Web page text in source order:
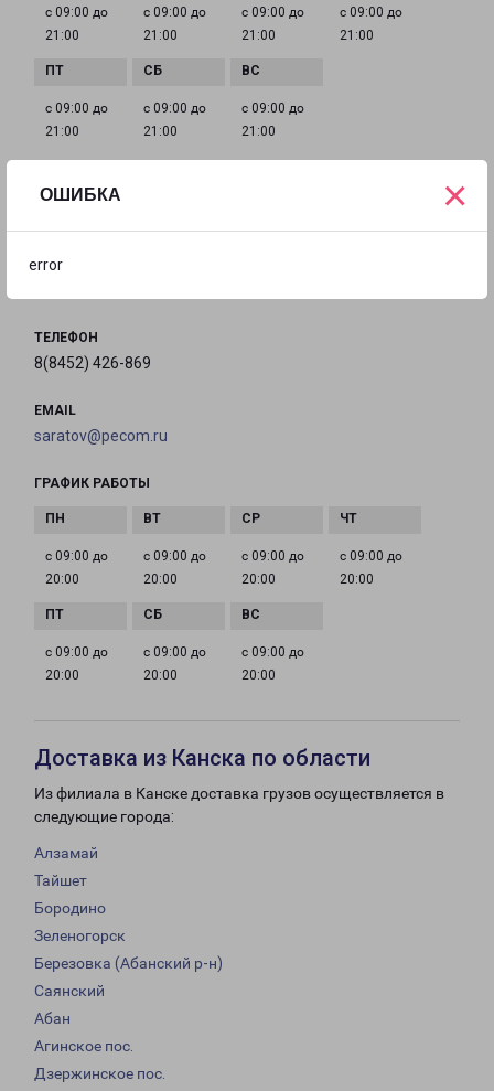
ОШИБКА
error
×
с 09:00 до
21:00
с 09:00 до
21:00
с 09:00 до
21:00
с 09:00 до
21:00
с 09:00 до
21:00
с 09:00 до
21:00
с 09:00 до
21:00
ТЕЛЕФОН
8(8452) 426-869
EMAIL
saratov@pecom.ru
ГРАФИК РАБОТЫ
с 09:00 до
20:00
с 09:00 до
20:00
с 09:00 до
20:00
с 09:00 до
20:00
с 09:00 до
20:00
с 09:00 до
20:00
с 09:00 до
20:00
Доставка из Канска по области
Из филиала в Канске доставка грузов осуществляется в
следующие города:
Алзамай
Тайшет
Бородино
Зеленогорск
Березовка (Абанский р-н)
Саянский
Абан
Агинское пос.
Дзержинское пос.